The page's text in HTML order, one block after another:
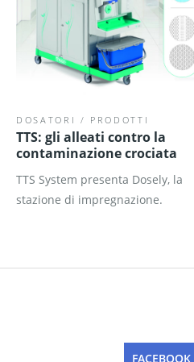
DOSATORI / PRODOTTI
TTS: gli alleati contro la
contaminazione crociata
TTS System presenta Dosely, la
stazione di impregnazione.
FACEBOOK